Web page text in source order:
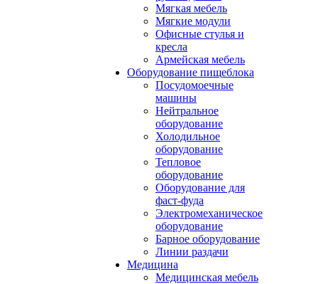
Мягкая мебель
Мягкие модули
Офисные стулья и
кресла
Армейская мебель
Оборудование пищеблока
Посудомоечные
машины
Нейтральное
оборудование
Холодильное
оборудование
Тепловое
оборудование
Оборудование для
фаст-фуда
Электромеханическое
оборудование
Барное оборудование
Линии раздачи
Медицина
Медицинская мебель